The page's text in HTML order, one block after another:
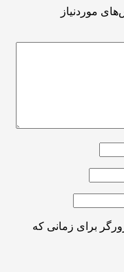
برای زمانی که